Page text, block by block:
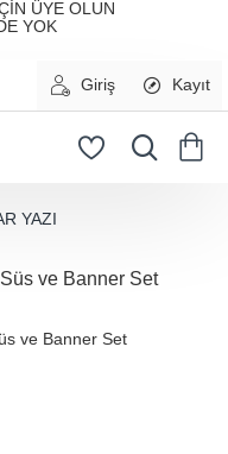
İÇİN ÜYE OLUN
YOK
Giriş Kayıt
YAZI
ve Banner Set